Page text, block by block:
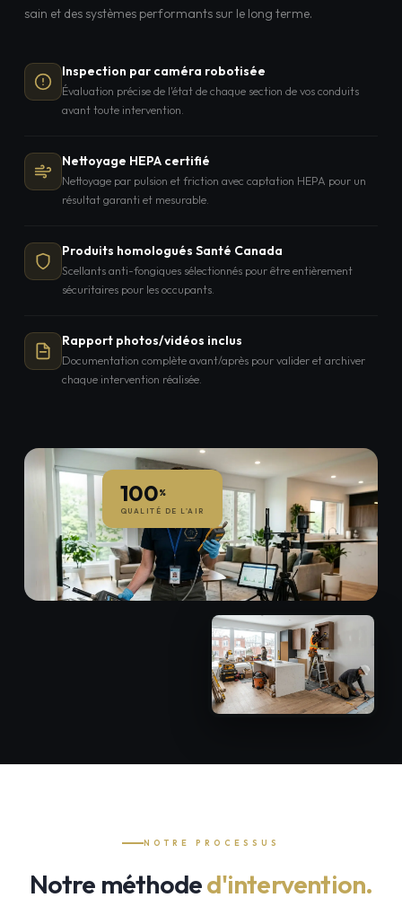
sain et des systèmes performants sur le long terme.
Inspection par caméra robotisée
Évaluation précise de l'état de chaque section de vos conduits
avant toute intervention.
Nettoyage HEPA certifié
Nettoyage par pulsion et friction avec captation HEPA pour un
résultat garanti et mesurable.
Produits homologués Santé Canada
Scellants anti-fongiques sélectionnés pour être entièrement
sécuritaires pour les occupants.
Rapport photos/vidéos inclus
Documentation complète avant/après pour valider et archiver
chaque intervention réalisée.
100%
QUALITÉ DE L'AIR
NOTRE PROCESSUS
Notre méthoded'intervention.